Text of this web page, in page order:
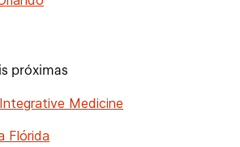
próximas
Medicine
Flórida